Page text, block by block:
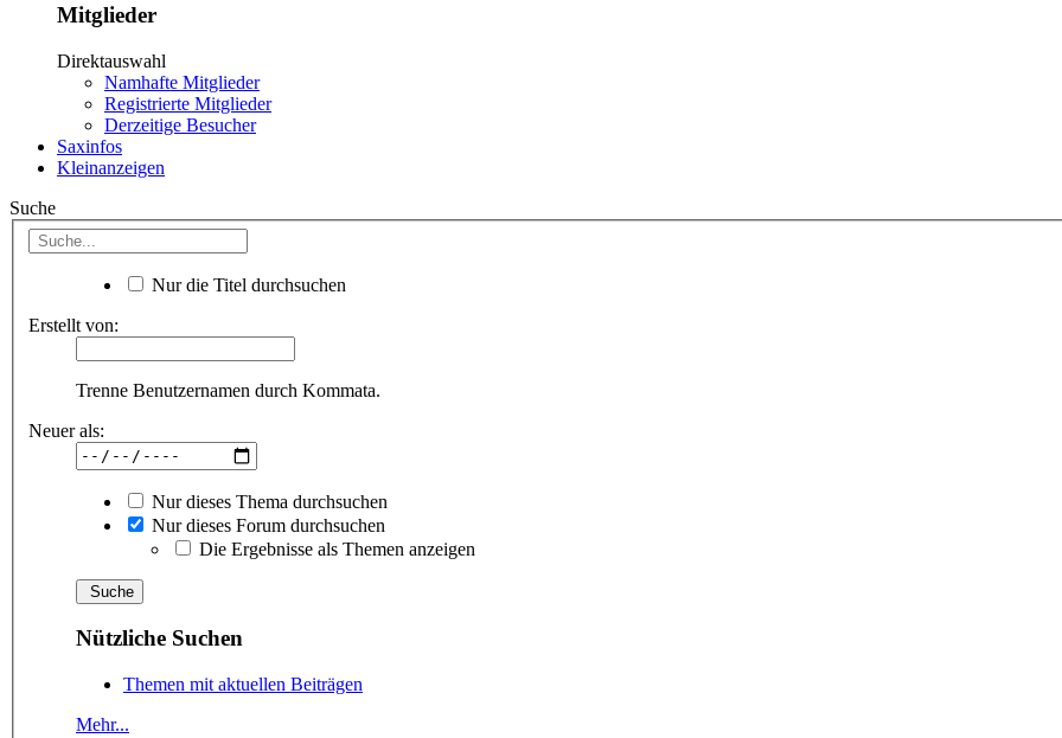
Mitglieder
Direktauswahl
Namhafte Mitglieder
Registrierte Mitglieder
Derzeitige Besucher
Saxinfos
Kleinanzeigen
Suche
Nur die Titel durchsuchen
Erstellt von:
Trenne Benutzernamen durch Kommata.
Neuer als:
Nur dieses Thema durchsuchen
Nur dieses Forum durchsuchen
Die Ergebnisse als Themen anzeigen
Nützliche Suchen
Themen mit aktuellen Beiträgen
Mehr...